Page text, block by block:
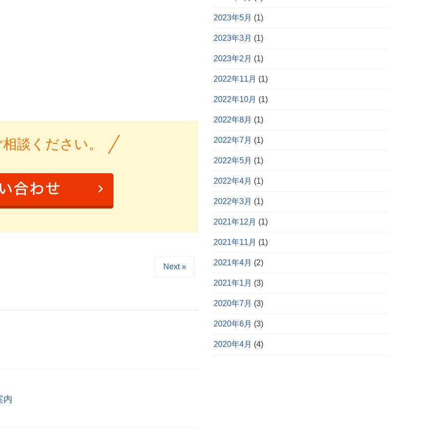
談ください。
Next »
内
2023年5月 (1)
2023年3月 (1)
2023年2月 (1)
2022年11月 (1)
2022年10月 (1)
2022年8月 (1)
2022年7月 (1)
2022年5月 (1)
2022年4月 (1)
2022年3月 (1)
2021年12月 (1)
2021年11月 (1)
2021年4月 (2)
2021年1月 (3)
2020年7月 (3)
2020年6月 (3)
2020年4月 (4)